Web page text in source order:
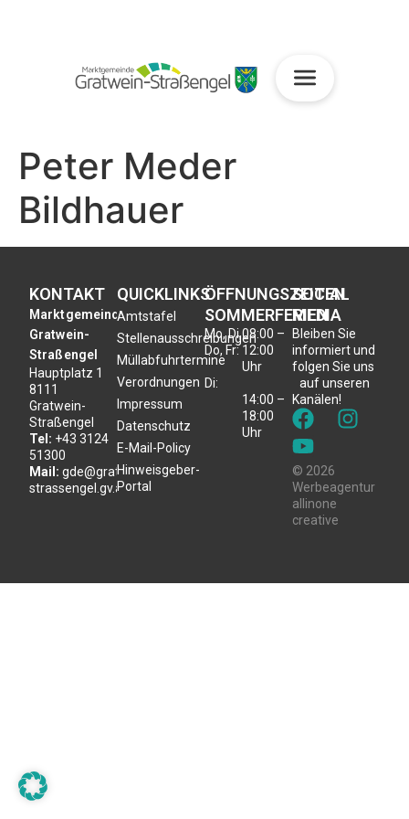
Peter Meder
Bildhauer
KONTAKT
Marktgemeinde
Gratwein-
Straßengel
Hauptplatz 1
8111
Gratwein-
Straßengel
Tel: +43 3124
51300
Mail: gde@gratwein-
strassengel.gv.at
QUICKLINKS
Amtstafel
Stellenausschreibungen
Müllabfuhrtermine
Verordnungen
Impressum
Datenschutz
E-Mail-Policy
Hinweisgeber-
Portal
ÖFFNUNGSZEITEN
SOMMERFERIEN
Mo, Di,
Do, Fr:
Di:
08:00 –
12:00
Uhr
14:00 –
18:00
Uhr
SOCIAL
MEDIA
Bleiben Sie
informiert und
folgen Sie uns
auf unseren
Kanälen!
© 2026
Werbeagentur
allinone
creative